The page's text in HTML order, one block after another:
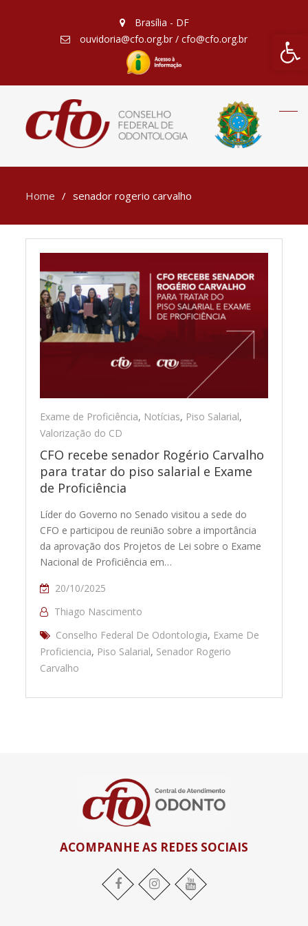
Barra
Brasília - DF
ouvidoria@cfo.org.br / cfo@cfo.org.br
Home senador rogerio carvalho
Exame de Proficiência, Notícias, Piso Salarial,
Valorização do CD
CFO recebe senador Rogério Carvalho
para tratar do piso salarial e Exame
de Proficiência
Líder do Governo no Senado visitou a sede do
CFO e participou de reunião sobre a importância
da aprovação dos Projetos de Lei sobre o Exame
Nacional de Proficiência em…
20/10/2025
Thiago Nascimento
Conselho Federal De Odontologia, Exame De
Proficiencia, Piso Salarial, Senador Rogerio
Carvalho
ACOMPANHE AS REDES SOCIAIS
Facebook Instagram YouTube